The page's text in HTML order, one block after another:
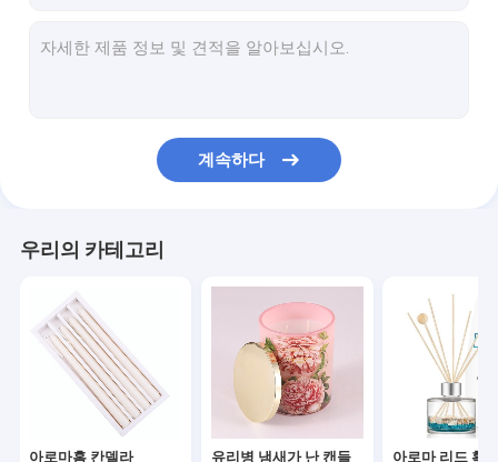
아로마홈 칸델라
유리병 냄새가 난 캔들
아로마 리드 확산기
계속하다
우리의 카테고리
아로마홈 칸델라 유리병 냄새가 난 캔들 아로마 리드 확